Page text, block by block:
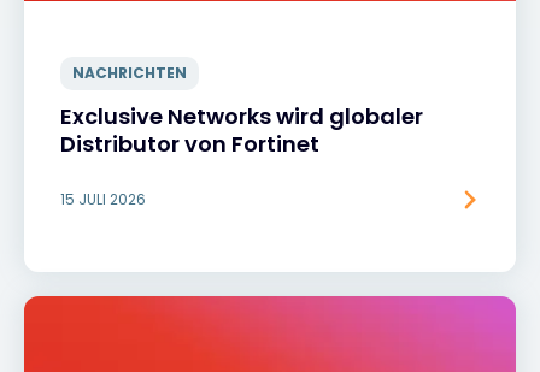
NACHRICHTEN
Exclusive Networks wird globaler
Distributor von Fortinet
15 JULI 2026